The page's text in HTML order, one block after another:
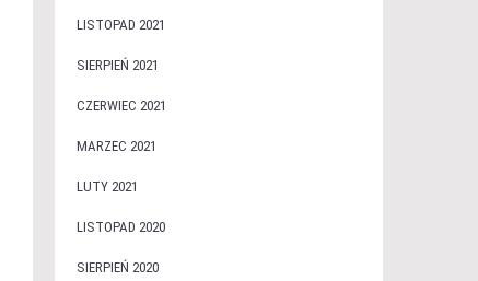
LISTOPAD 2021
SIERPIEŃ 2021
CZERWIEC 2021
MARZEC 2021
LUTY 2021
LISTOPAD 2020
SIERPIEŃ 2020